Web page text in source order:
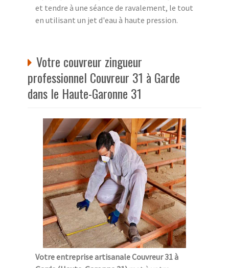
et tendre à une séance de ravalement, le tout
en utilisant un jet d'eau à haute pression.
Votre couvreur zingueur
professionnel Couvreur 31 à Garde
dans le Haute-Garonne 31
Votre entreprise artisanale Couvreur 31 à